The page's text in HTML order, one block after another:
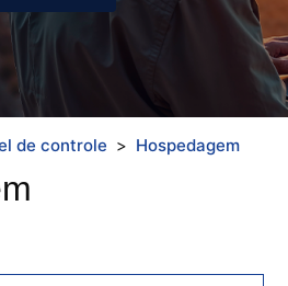
de controle Hospedagem